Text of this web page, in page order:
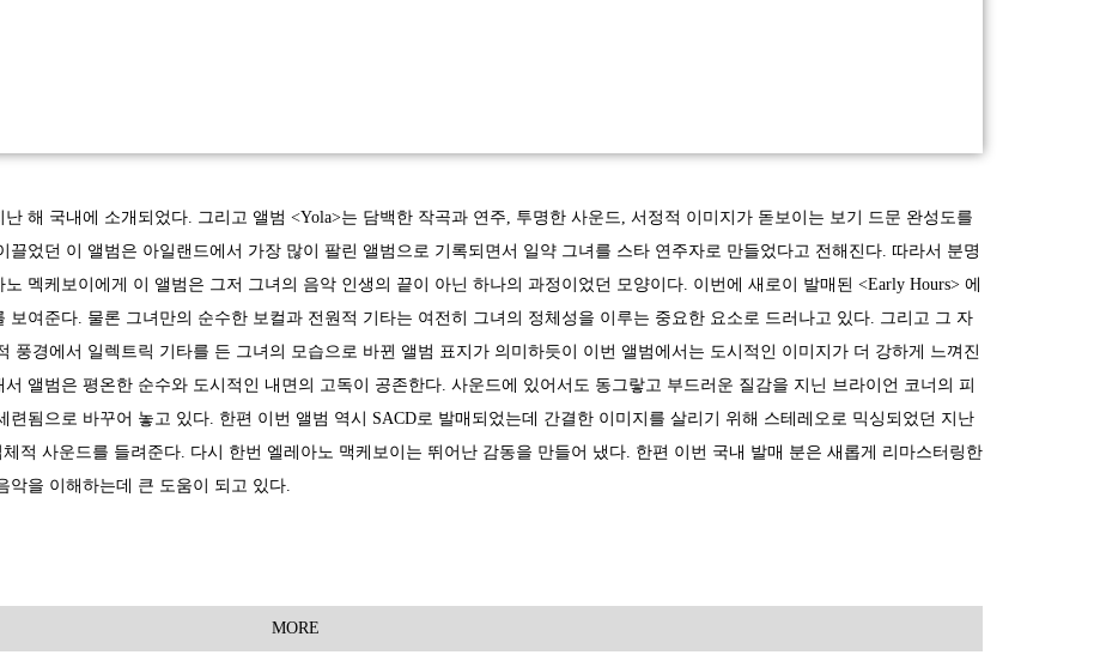
해 국내에 소개되었다. 그리고 앨범 <Yola>는 담백한 작곡과 연주, 투명한 사운드, 서정적 이미지가 돋보이는 보기 드문 완성도를
었던 이 앨범은 아일랜드에서 가장 많이 팔린 앨범으로 기록되면서 일약 그녀를 스타 연주자로 만들었다고 전해진다. 따라서 분명
멕케보이에게 이 앨범은 그저 그녀의 음악 인생의 끝이 아닌 하나의 과정이었던 모양이다. 이번에 새로이 발매된 <Early Hours> 에
여준다. 물론 그녀만의 순수한 보컬과 전원적 기타는 여전히 그녀의 정체성을 이루는 중요한 요소로 드러나고 있다. 그리고 그 자
풍경에서 일렉트릭 기타를 든 그녀의 모습으로 바뀐 앨범 표지가 의미하듯이 이번 앨범에서는 도시적인 이미지가 더 강하게 느껴진
앨범은 평온한 순수와 도시적인 내면의 고독이 공존한다. 사운드에 있어서도 동그랗고 부드러운 질감을 지닌 브라이언 코너의 피
됨으로 바꾸어 놓고 있다. 한편 이번 앨범 역시 SACD로 발매되었는데 간결한 이미지를 살리기 위해 스테레오로 믹싱되었던 지난
적 사운드를 들려준다. 다시 한번 엘레아노 맥케보이는 뛰어난 감동을 만들어 냈다. 한편 이번 국내 발매 분은 새롭게 리마스터링한
악을 이해하는데 큰 도움이 되고 있다.
MORE